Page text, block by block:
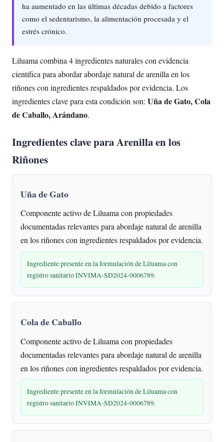
ha aumentado en las últimas décadas debido a factores
como el sedentarismo, la alimentación procesada y el
estrés crónico.
Liluama combina 4 ingredientes naturales con evidencia
científica para abordar abordaje natural de arenilla en los
riñones con ingredientes respaldados por evidencia. Los
ingredientes clave para esta condición son: Uña de Gato, Cola
de Caballo, Arándano.
Ingredientes clave para Arenilla en los
Riñones
Uña de Gato
Componente activo de Liluama con propiedades
documentadas relevantes para abordaje natural de arenilla
en los riñones con ingredientes respaldados por evidencia.
Ingrediente presente en la formulación de Liluama con
registro sanitario INVIMA-SD2024-0006789.
Cola de Caballo
Componente activo de Liluama con propiedades
documentadas relevantes para abordaje natural de arenilla
en los riñones con ingredientes respaldados por evidencia.
Ingrediente presente en la formulación de Liluama con
registro sanitario INVIMA-SD2024-0006789.